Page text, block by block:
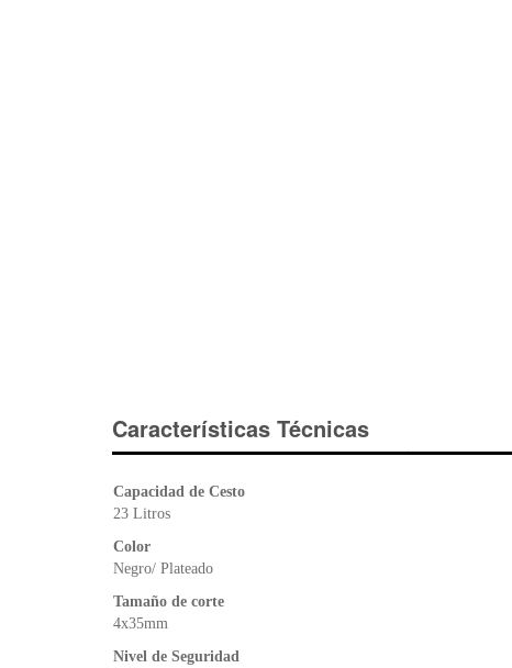
Características Técnicas
Capacidad de Cesto
23 Litros
Color
Negro/ Plateado
Tamaño de corte
4x35mm
Nivel de Seguridad